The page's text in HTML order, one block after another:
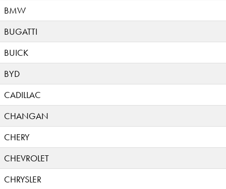
BMW
BUGATTI
BUICK
BYD
CADILLAC
CHANGAN
CHERY
CHEVROLET
CHRYSLER